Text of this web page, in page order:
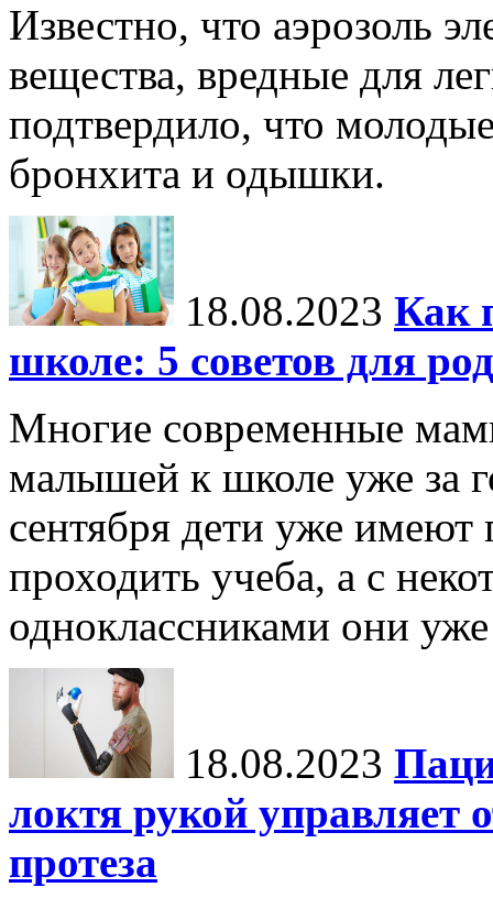
Известно, что аэрозоль
вещества, вредные для
подтвердило, что
бронхита и одышки.
18.08.2023 Как
школе: 5 советов для
Многие современные
малышей к школе уже за
сентября дети уже имеют
проходить учеба, а с
одноклассниками они
18.08.2023
локтя рукой
протеза